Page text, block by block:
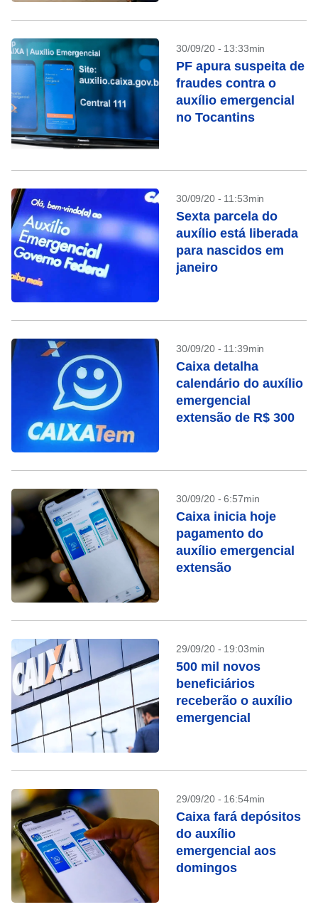
30/09/20 - 13:33min
PF apura suspeita de
fraudes contra o
auxílio emergencial
no Tocantins
30/09/20 - 11:53min
Sexta parcela do
auxílio está liberada
para nascidos em
janeiro
30/09/20 - 11:39min
Caixa detalha
calendário do auxílio
emergencial
extensão de R$ 300
30/09/20 - 6:57min
Caixa inicia hoje
pagamento do
auxílio emergencial
extensão
29/09/20 - 19:03min
500 mil novos
beneficiários
receberão o auxílio
emergencial
29/09/20 - 16:54min
Caixa fará depósitos
do auxílio
emergencial aos
domingos